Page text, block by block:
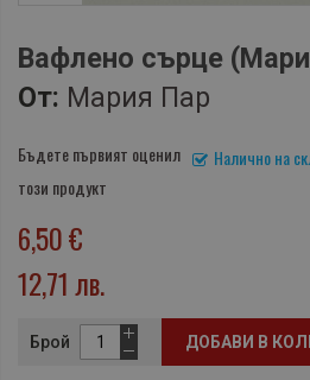
Вафлено сърце
От: Мария Пар
Налично на
Бъдете първият оценил
този продукт
6,50 €
12,71 лв.
Брой ДОБАВИ В